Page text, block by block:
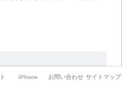
iPhone お問い合わせ サイトマップ